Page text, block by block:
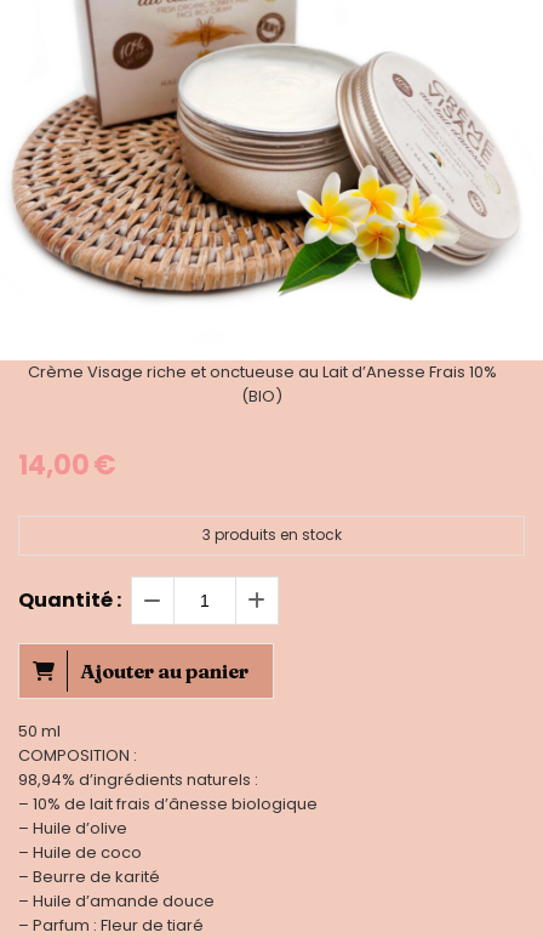
Crème Visage riche et onctueuse au Lait d’Anesse Frais 10%
(BIO)
14,00€
3 produits en stock
Quantité :
Ajouter au panier
50 ml
COMPOSITION :
98,94% d’ingrédients naturels :
– 10% de lait frais d’ânesse biologique
– Huile d’olive
– Huile de coco
– Beurre de karité
– Huile d’amande douce
– Parfum : Fleur de tiaré